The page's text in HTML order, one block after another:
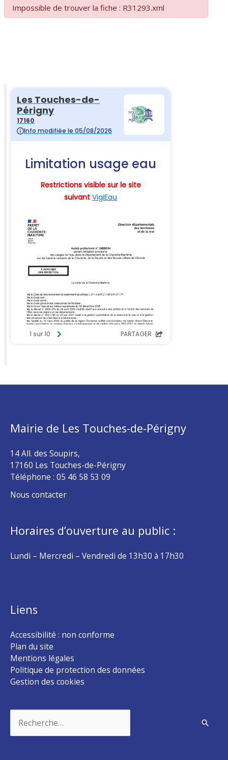
Impossible de trouver la fiche : R31293.xml
Mairie de Les Touches-de-Périgny
14 All. des Soupirs,
17160 Les Touches-de-Périgny
Téléphone : 05 46 58 53 09
Nous contacter
Horaires d’ouverture au public :
Lundi – Mercredi – Vendredi de 13h30 à 17h30
Liens
Accessibilité : non conforme
Plan du site
Mentions légales
Politique de protection des données
Gestion des cookies